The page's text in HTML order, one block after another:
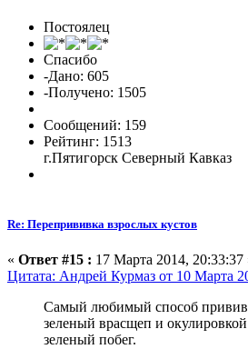
Постоялец
Спасибо
-Дано: 605
-Получено: 1505
Сообщений: 159
Рейтинг: 1513
г.Пятигорск Северный Кавказ
Re: Перепрививка взрослых кустов
« Ответ #15 : 17 Марта 2014, 20:33:37
Цитата: Андрей Курмаз от 10 Марта
Самый любимый способ
зеленый врасщеп и
зеленый побег.